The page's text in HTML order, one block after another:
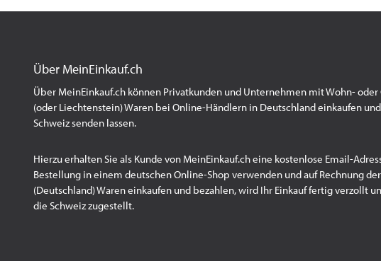
Über MeinEinkauf.ch
Über MeinEinkauf.ch können Privatkunden und Unternehmen mit Wohn- oder
(oder Liechtenstein) Waren bei Online-Händlern in Deutschland einkaufen
Schweiz senden lassen.
Hierzu erhalten Sie als Kunde von MeinEinkauf.ch eine kostenlose Email-
Bestellung in einem deutschen Online-Shop verwenden und auf Rechnung
(Deutschland) Waren einkaufen und bezahlen, wird Ihr Einkauf fertig verzollt
die Schweiz zugestellt.